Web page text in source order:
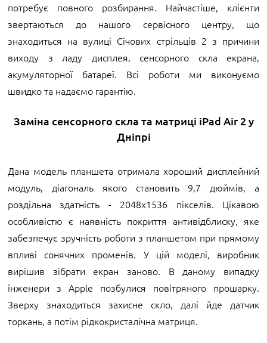
потребує повного розбирання. Найчастіше, клієнти
звертаються до нашого сервісного центру, що
знаходиться на вулиці Січових стрільців 2 з причини
виходу з ладу дисплея, сенсорного скла екрана,
акумуляторної батареї. Всі роботи ми виконуємо
швидко та надаємо гарантію.
Заміна сенсорного скла та матриці iPad Air 2 у
Дніпрі
Дана модель планшета отримала хороший дисплейний
модуль, діагональ якого становить 9,7 дюймів, а
роздільна здатність - 2048х1536 пікселів. Цікавою
особливістю є наявність покриття антивідблиску, яке
забезпечує зручність роботи з планшетом при прямому
впливі сонячних променів. У цій моделі, виробник
вирішив зібрати екран заново. В даному випадку
інженери з Apple позбулися повітряного прошарку.
Зверху знаходиться захисне скло, далі йде датчик
торкань, а потім рідкокристалічна матриця.